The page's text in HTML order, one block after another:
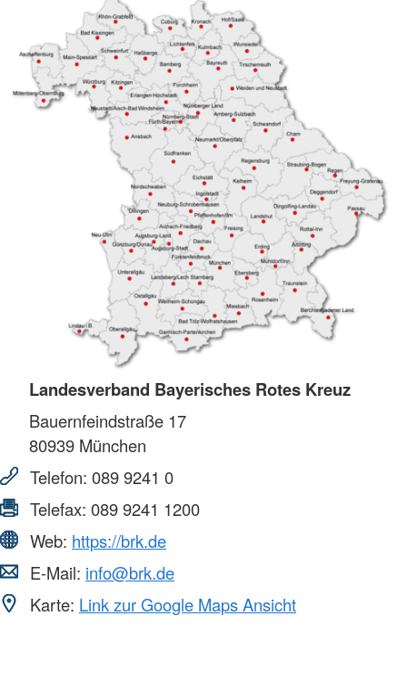
Landesverband Bayerisches Rotes Kreuz
Bauernfeindstraße 17
80939 München
Telefon: 089 9241 0
Telefax: 089 9241 1200
Web: https://brk.de
E-Mail: info@brk.de
Karte: Link zur Google Maps Ansicht